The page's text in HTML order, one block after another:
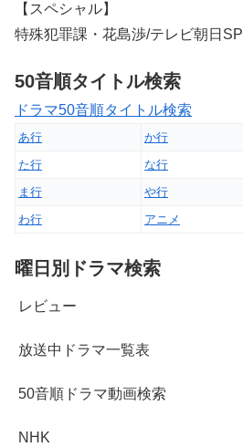
【スペシャル】
特殊犯罪課・花島渉/テレビ朝日SP
50音順タイトル検索
ドラマ50音順タイトル検索
あ行 か行
た行
な行
ま行
や行
わ行
アニメ
曜日別ドラマ検索
レビュー
放送中ドラマ一覧表
50音順ドラマ動画検索
NHK